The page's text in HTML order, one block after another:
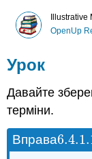
OpenUp
Урок
Давайте
терміни.
Вправа6.4.1.
6.4.1.